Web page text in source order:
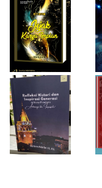
Desi Wulan Sari
Refleksi Histori
dan Inspirasi
Generasi di Masa
Pandemi
“Achieving the
Impossible”